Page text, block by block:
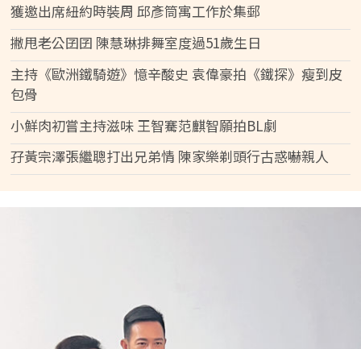
獲邀出席紐約時裝周 邱彥筒寓工作於集郵
撇甩老公囝囝 陳慧琳排舞室度過51歲生日
主持《歐洲鐵騎遊》憶辛酸史 袁偉豪拍《鐵探》瘦到皮
包骨
小鮮肉初嘗主持滋味 王智騫范麒智願拍BL劇
孖黃宗澤張繼聰打出兄弟情 陳家樂剃頭行古惑嚇親人